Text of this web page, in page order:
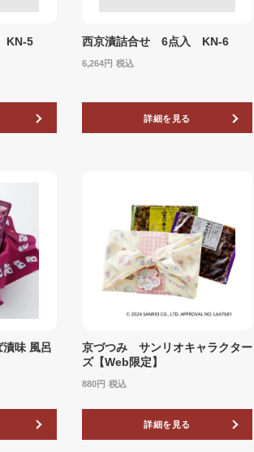
KN-5 西京漬詰合せ 6点入 KN-6
6,264 税込
詳細を見る
味 風呂
京づつみ サンリオキャラクター
ズ【Web限定】
880 税込
詳細を見る